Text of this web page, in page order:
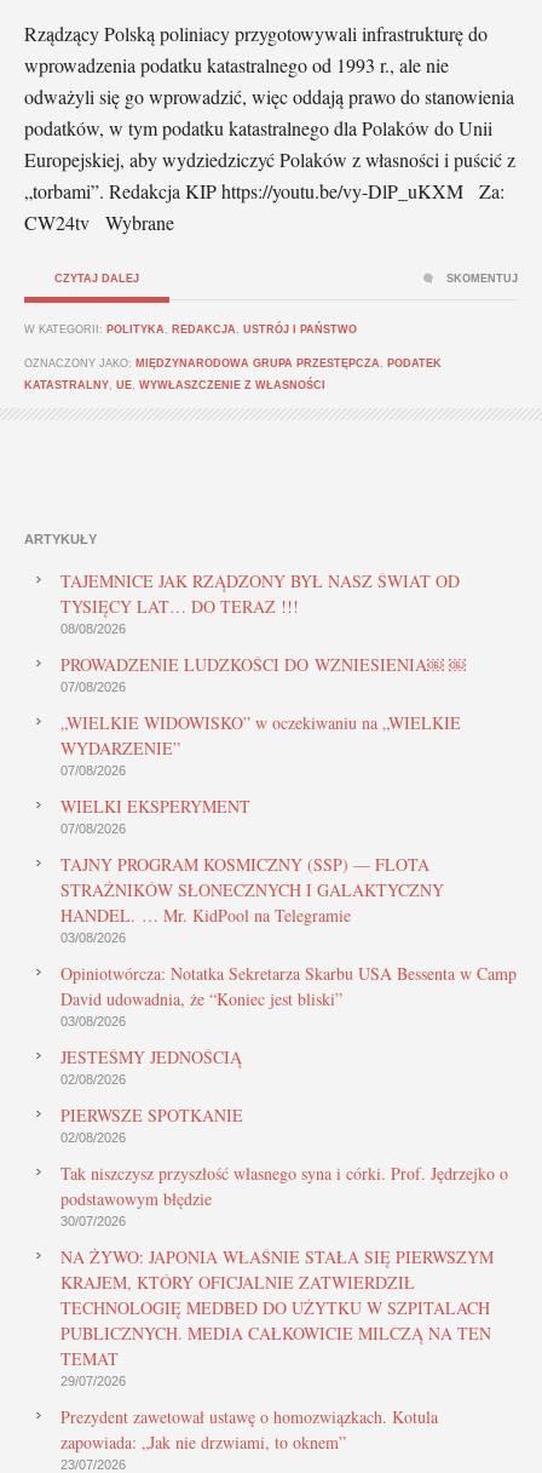
Rządzący Polską poliniacy przygotowywali infrastrukturę do
wprowadzenia podatku katastralnego od 1993 r., ale nie
odważyli się go wprowadzić, więc oddają prawo do stanowienia
podatków, w tym podatku katastralnego dla Polaków do Unii
Europejskiej, aby wydziedziczyć Polaków z własności i puścić z
„torbami”. Redakcja KIP https://youtu.be/vy-DlP_uKXM Za:
CW24tv Wybrane
CZYTAJ DALEJ
W KATEGORII: POLITYKA REDAKCJA USTRÓJ I PAŃSTWO
OZNACZONY JAKO: MIĘDZYNARODOWA GRUPA PRZESTĘPCZA
PODATEK
KATASTRALNY UE WYWŁASZCZENIE Z WŁASNOŚCI
SKOMENTUJ
ARTYKUŁY
TAJEMNICE JAK RZĄDZONY BYŁ NASZ ŚWIAT OD
TYSIĘCY LAT… DO TERAZ !!!
08/08/2026
PROWADZENIE LUDZKOŚCI DO WZNIESIENIA￼ ￼
07/08/2026
„WIELKIE WIDOWISKO” w oczekiwaniu na „WIELKIE
WYDARZENIE”
07/08/2026
WIELKI EKSPERYMENT
07/08/2026
TAJNY PROGRAM KOSMICZNY (SSP) — FLOTA
STRAŻNIKÓW SŁONECZNYCH I GALAKTYCZNY
HANDEL. … Mr. KidPool na Telegramie
03/08/2026
Opiniotwórcza: Notatka Sekretarza Skarbu USA Bessenta w Camp
David udowadnia, że “Koniec jest bliski”
03/08/2026
JESTEŚMY JEDNOŚCIĄ
02/08/2026
PIERWSZE SPOTKANIE
02/08/2026
Tak niszczysz przyszłość własnego syna i córki. Prof. Jędrzejko o
podstawowym błędzie
30/07/2026
NA ŻYWO: JAPONIA WŁAŚNIE STAŁA SIĘ PIERWSZYM
KRAJEM, KTÓRY OFICJALNIE ZATWIERDZIŁ
TECHNOLOGIĘ MEDBED DO UŻYTKU W SZPITALACH
PUBLICZNYCH. MEDIA CAŁKOWICIE MILCZĄ NA TEN
TEMAT
29/07/2026
Prezydent zawetował ustawę o homozwiązkach. Kotula
zapowiada: „Jak nie drzwiami, to oknem”
23/07/2026